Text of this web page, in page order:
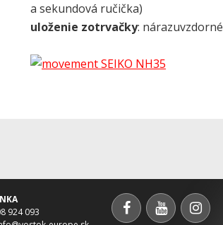
a sekundová ručička)
uloženie zotrvačky: nárazuvzdorné
924 093